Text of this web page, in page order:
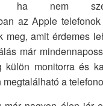
ha nem
az Apple
meg, amit érdemes
már
külön monitorra és
a